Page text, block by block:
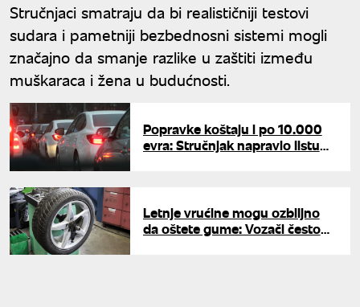
Stručnjaci smatraju da bi realističniji testovi
sudara i pametniji bezbednosni sistemi mogli
značajno da smanje razlike u zaštiti između
muškaraca i žena u budućnosti.
Popravke koštaju i po 10.000
evra: Stručnjak napravio listu
Letnje vrućine mogu ozbiljno
da oštete gume: Vozači često